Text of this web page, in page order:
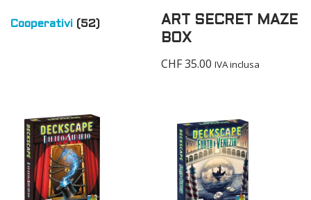
Cooperativi (52)
ART SECRET MAZE
BOX
CHF35.00 IVA inclusa